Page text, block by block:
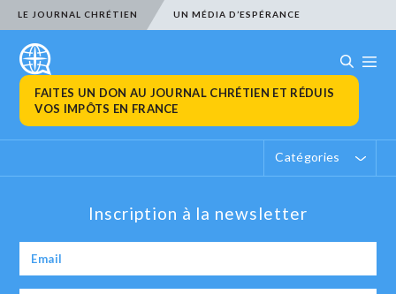
LE JOURNAL CHRÉTIEN UN MÉDIA D’ESPÉRANCE
FAITES UN DON AU JOURNAL CHRÉTIEN ET RÉDUIS
VOS IMPÔTS EN FRANCE
Catégories
Inscription à la newsletter